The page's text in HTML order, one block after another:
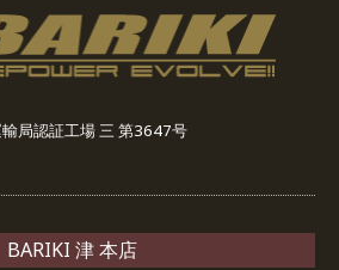
局認証工場 三 第3647号
BARIKI 津 本店